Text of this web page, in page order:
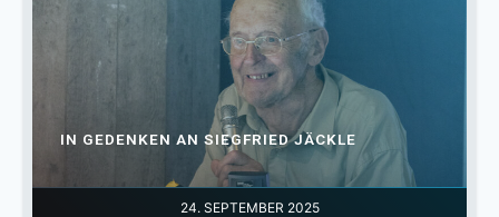
24. SEPTEMBER 2025
IN GEDENKEN AN SIEGFRIED JÄCKLE